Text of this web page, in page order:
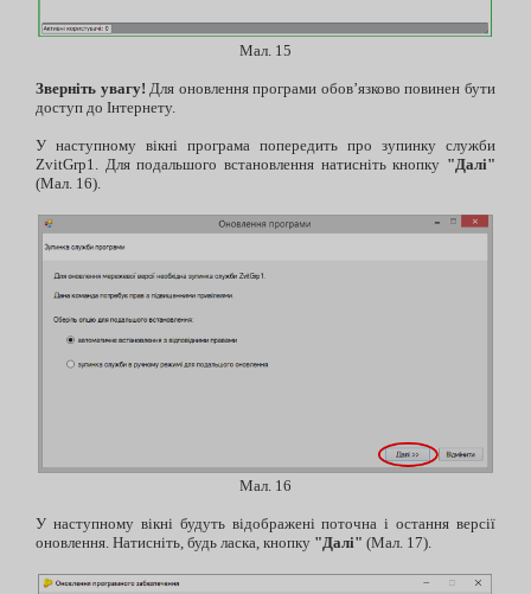
Мал. 15
Зверніть увагу! Для оновлення програми обов’язково повинен бути
доступ до Інтернету.
У наступному вікні програма попередить про зупинку служби
ZvitGrp1. Для подальшого встановлення натисніть кнопку "Далі"
(Мал. 16).
Мал. 16
У наступному вікні будуть відображені поточна і остання версії
оновлення. Натисніть, будь ласка, кнопку "Далі" (Мал. 17).